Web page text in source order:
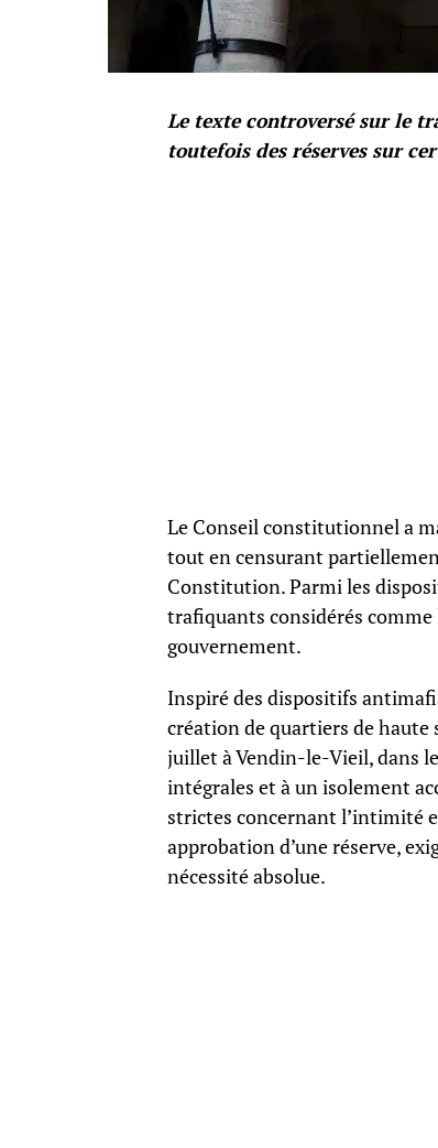
Le texte controversé sur le
toutefois des réserves sur
Le Conseil constitutionnel a
tout en censurant
Constitution. Parmi les
trafiquants considérés comme
gouvernement.
Inspiré des dispositifs
création de quartiers de
juillet à Vendin-le-Vieil, dans
intégrales et à un isolement
strictes concernant l’intimité
approbation d’une réserve,
nécessité absolue.